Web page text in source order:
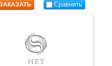
Сравнить